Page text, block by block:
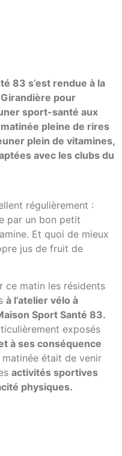
83 s’est rendue à la
pour
sport-santé aux
pleine de rires
plein de vitamines,
avec les clubs du
régulièrement :
par un bon petit
Et quoi de mieux
jus de fruit de
ce matin les résidents
à l’atelier vélo à
Sport Santé 83.
exposés
à ses conséquence
était de venir
activités sportives
physiques.